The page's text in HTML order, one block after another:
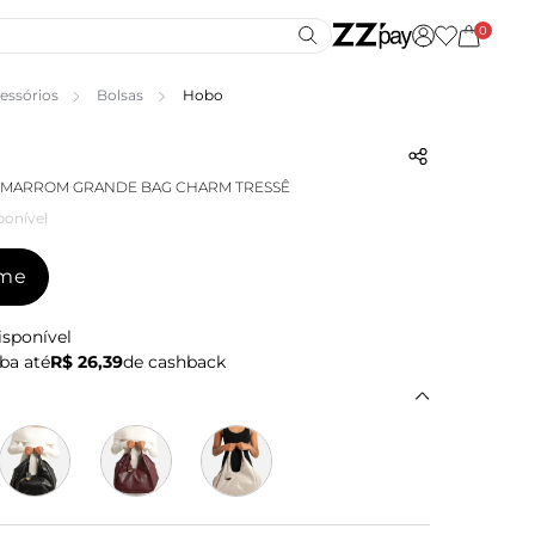
0
Bolsas Hobo
GRANDE BAG CHARM TRESSÊ
atéR$ 26,39de cashback